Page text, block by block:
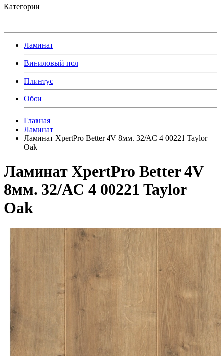
Категории
Ламинат
Виниловый пол
Плинтус
Обои
Главная
Ламинат
Ламинат XpertPro Better 4V 8мм. 32/AC 4 00221 Taylor
Oak
Ламинат XpertPro Better 4V
8мм. 32/AC 4 00221 Taylor
Oak